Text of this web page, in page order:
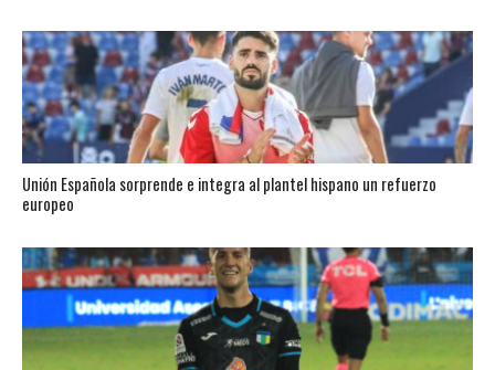
Unión Española sorprende e integra al plantel hispano un refuerzo
europeo